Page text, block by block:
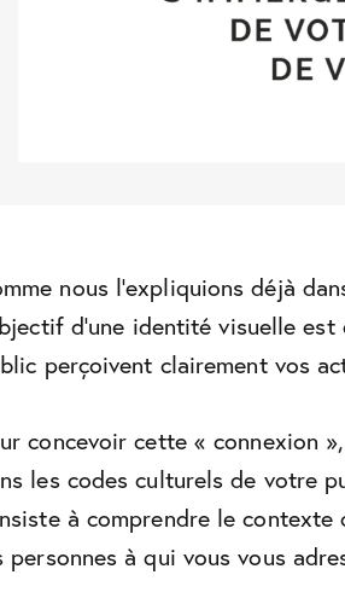
nous l’expliquions déjà
d’une identité visuelle
perçoivent clairement vos
concevoir cette « connexion
les codes culturels de votre
à comprendre le
personnes à qui vous vous